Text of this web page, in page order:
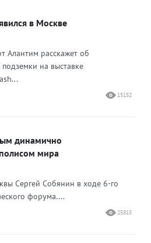
в Москве
Алантим расскажет об
на выставке
15152
динамично
мира
Сергей Собянин в ходе 6-го
форума....
25815